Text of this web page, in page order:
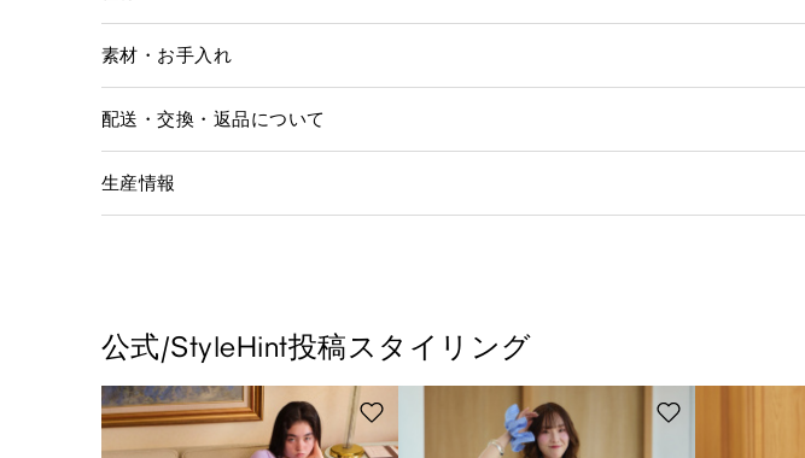
素材・お手入れ
配送・交換・返品について
生産情報
公式/StyleHint投稿スタイリング